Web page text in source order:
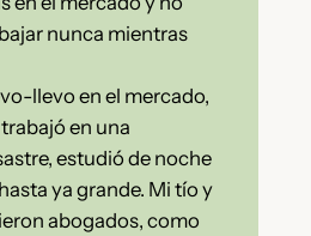
nunca mientras
llevo en el mercado,
en una
estudió de noche
ya grande. Mi tío y
abogados, como